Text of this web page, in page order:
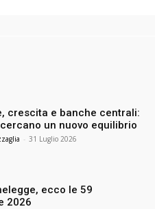
crescita e banche centrali:
un nuovo equilibrio
- 31 Luglio 2026
ecco le 59
2026